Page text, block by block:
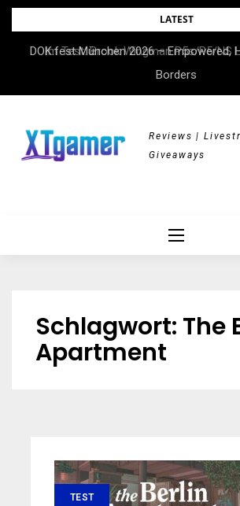
Skip
content
LATEST
Im Test: Brook Wingman P5s/P5/NS
DOK.fest München 2026 – Empowered,
Borders
Reviews |
Giveaways
Schlagwort: The
Apartment
TEST